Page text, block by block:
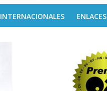
INTERNACIONALES ENLACES